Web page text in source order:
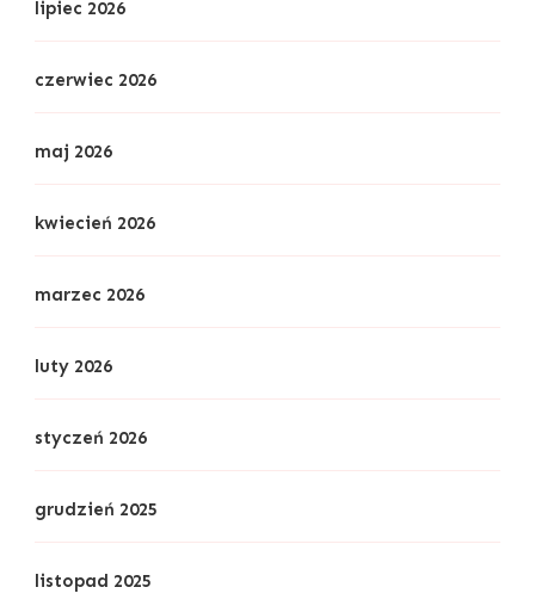
lipiec 2026
czerwiec 2026
maj 2026
kwiecień 2026
marzec 2026
luty 2026
styczeń 2026
grudzień 2025
listopad 2025